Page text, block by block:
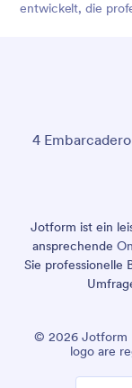
entwickelt, die
4
Jotform ist ein
ansprechende
Sie professionelle
© 2026 Jotform
logo are